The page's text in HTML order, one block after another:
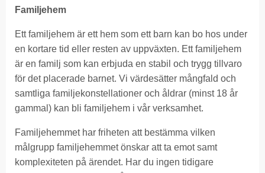
Familjehem
Ett familjehem är ett hem som ett barn kan bo hos under
en kortare tid eller resten av uppväxten. Ett familjehem
är en familj som kan erbjuda en stabil och trygg tillvaro
för det placerade barnet. Vi värdesätter mångfald och
samtliga familjekonstellationer och åldrar (minst 18 år
gammal) kan bli familjehem i vår verksamhet.
Familjehemmet har friheten att bestämma vilken
målgrupp familjehemmet önskar att ta emot samt
komplexiteten på ärendet. Har du ingen tidigare